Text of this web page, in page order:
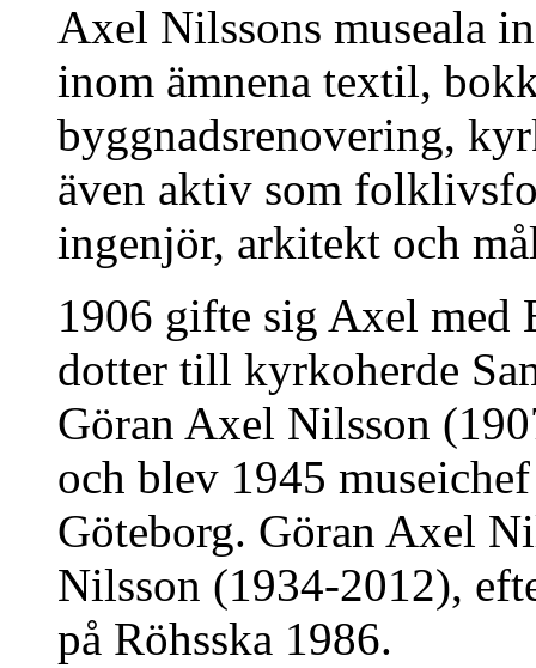
Axel Nilssons museala
inom ämnena textil,
byggnadsrenovering,
även aktiv som
ingenjör, arkitekt och
1906 gifte sig Axel med
dotter till kyrkoherde
Göran Axel Nilsson
och blev 1945
Göteborg. Göran Axel
Nilsson (1934-2012),
på Röhsska 1986.